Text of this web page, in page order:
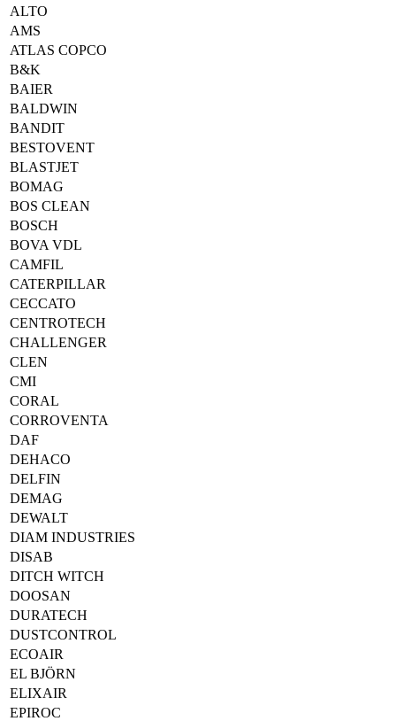
ALTO
AMS
ATLAS COPCO
B&K
BAIER
BALDWIN
BANDIT
BESTOVENT
BLASTJET
BOMAG
BOS CLEAN
BOSCH
BOVA VDL
CAMFIL
CATERPILLAR
CECCATO
CENTROTECH
CHALLENGER
CLEN
CMI
CORAL
CORROVENTA
DAF
DEHACO
DELFIN
DEMAG
DEWALT
DIAM INDUSTRIES
DISAB
DITCH WITCH
DOOSAN
DURATECH
DUSTCONTROL
ECOAIR
EL BJÖRN
ELIXAIR
EPIROC